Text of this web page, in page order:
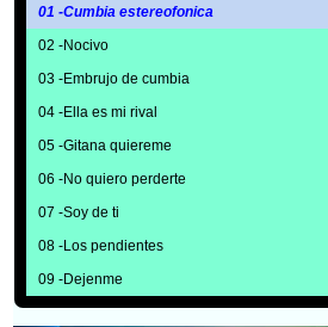
01 -Cumbia estereofonica
02 -Nocivo
03 -Embrujo de cumbia
04 -Ella es mi rival
05 -Gitana quiereme
06 -No quiero perderte
07 -Soy de ti
08 -Los pendientes
09 -Dejenme